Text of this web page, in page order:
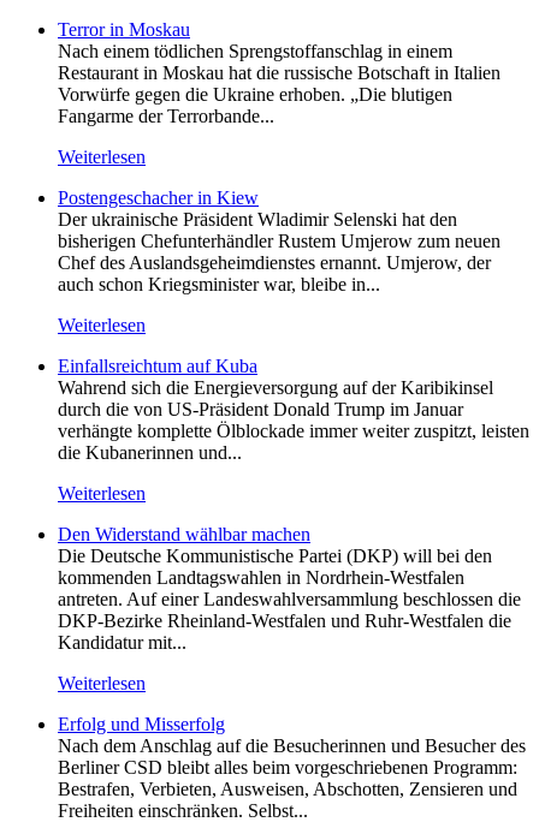
Terror in Moskau
Nach einem tödlichen Sprengstoffanschlag in einem
Restaurant in Moskau hat die russische Botschaft in Italien
Vorwürfe gegen die Ukraine erhoben. „Die blutigen
Fangarme der Terrorbande...
Weiterlesen
Postengeschacher in Kiew
Der ukrainische Präsident Wladimir Selenski hat den
bisherigen Chefunterhändler Rustem Umjerow zum neuen
Chef des Auslandsgeheimdienstes ernannt. Umjerow, der
auch schon Kriegsminister war, bleibe in...
Weiterlesen
Einfallsreichtum auf Kuba
Wahrend sich die Energieversorgung auf der Karibikinsel
durch die von US-Präsident Donald Trump im Januar
verhängte komplette Ölblockade immer weiter zuspitzt, leisten
die Kubanerinnen und...
Weiterlesen
Den Widerstand wählbar machen
Die Deutsche Kommunistische Partei (DKP) will bei den
kommenden Landtagswahlen in Nordrhein-Westfalen
antreten. Auf einer Landeswahlversammlung beschlossen die
DKP-Bezirke Rheinland-Westfalen und Ruhr-Westfalen die
Kandidatur mit...
Weiterlesen
Erfolg und Misserfolg
Nach dem Anschlag auf die Besucherinnen und Besucher des
Berliner CSD bleibt alles beim vorgeschriebenen Programm:
Bestrafen, Verbieten, Ausweisen, Abschotten, Zensieren und
Freiheiten einschränken. Selbst...